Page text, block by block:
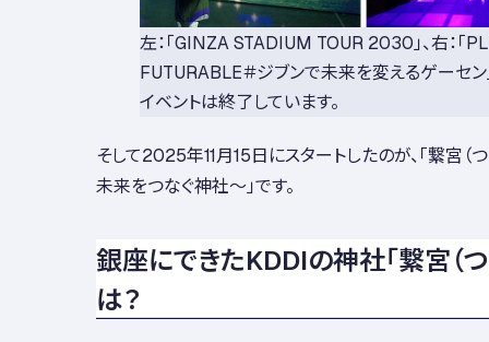
左：「GINZA STADIUM TOUR 2030」、右：「
FUTURABLE＃ジブンで未来を変えるゲーセ
イベントは終了しています。
そして2025年11月15日にスタートしたのが、「繋宮（
未来をつなぐ神社～」です。
銀座にできたKDDIの神社「繋宮（つ
は？